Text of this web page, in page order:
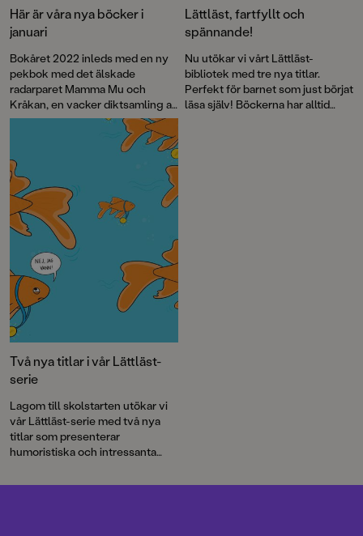
Här är våra nya böcker i
januari
Bokåret 2022 inleds med en ny
pekbok med det älskade
radarparet Mamma Mu och
Kråkan, en vacker diktsamling av
en av Sveriges främsta
konstnärer, tredje boken i Lotta
Olssons och Emma AdBåges
hyllade känsloserie, massor av
lättläst och första delen i en
spännande trilogi för slukarna.
Lättläst, fartfyllt och
spännande!
Nu utökar vi vårt Lättläst-
bibliotek med tre nya titlar.
Perfekt för barnet som just börjat
läsa själv! Böckerna har alltid
Två nya titlar i vår Lättläst-
serie
Lagom till skolstarten utökar vi
vår Lättläst-serie med två nya
titlar som presenterar
humoristiska och intressanta
för skoldeckarna Max och